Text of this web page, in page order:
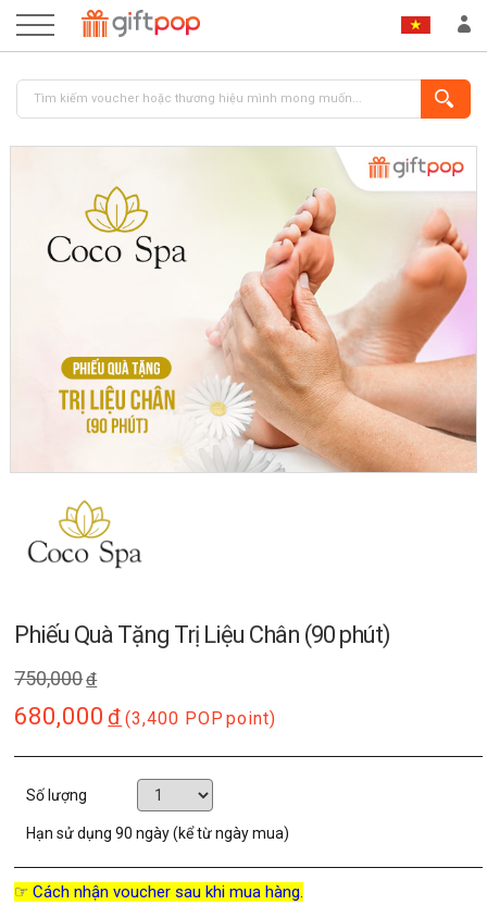
ĐĂNG KÝ
Phiếu Quà Tặng Trị Liệu Chân (90 phút)
750,000đ
680,000 đ (3,400 POP point)
Số lượng
Hạn sử dụng90 ngày (kể từ ngày mua)
☞ Cách nhận voucher sau khi mua hàng.